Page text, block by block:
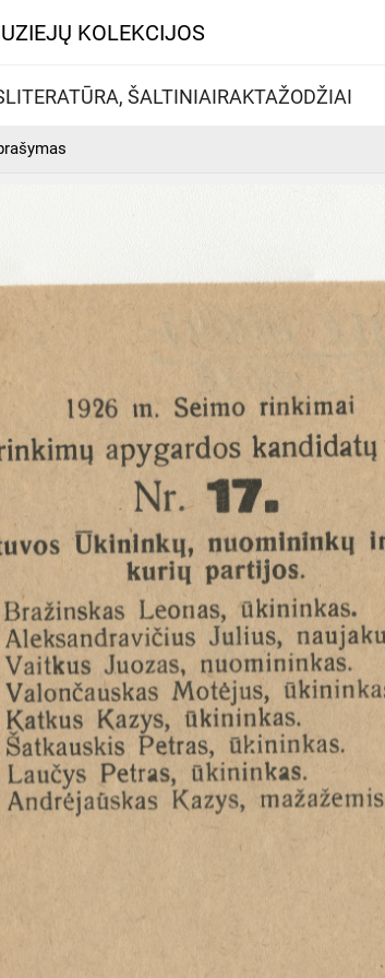
KOLEKCIJOS
LITERATŪRA, ŠALTINIAIRAKTAŽODŽIAI